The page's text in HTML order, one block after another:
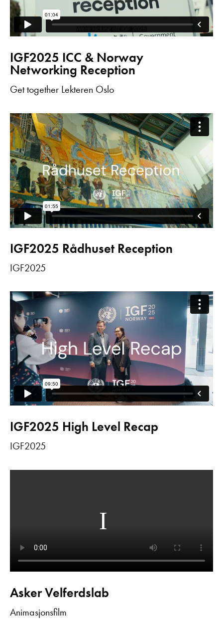
IGF2025 ICC & Norway
Networking Reception
Get together Lekteren Oslo
IGF2025 Rådhuset Reception
IGF2025
IGF2025 High Level Recap
IGF2025
Asker Velferdslab
Animasjonsfilm